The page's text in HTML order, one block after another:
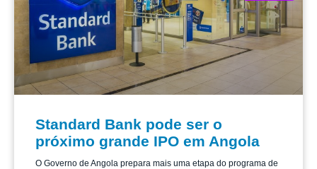
Standard Bank pode ser o
próximo grande IPO em Angola
O Governo de Angola prepara mais uma etapa do programa de